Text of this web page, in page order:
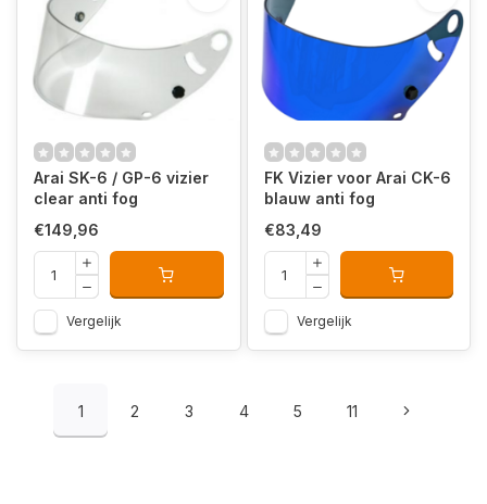
Arai SK-6 / GP-6 vizier
clear anti fog
€149,96
Vergelijk
FK Vizier voor Arai CK-6
blauw anti fog
€83,49
Vergelijk
1 2 3 4 5 11